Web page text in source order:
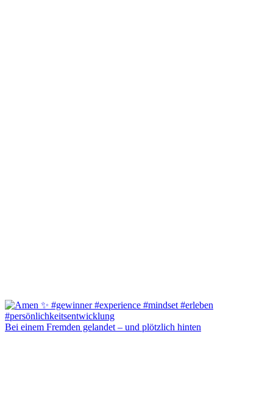
Bei einem Fremden gelandet – und plötzlich hinten